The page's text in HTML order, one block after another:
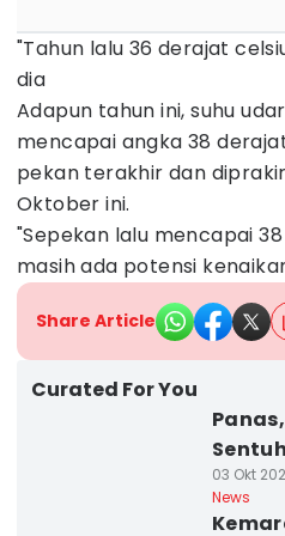
"Tahun lalu 36 derajat
dia
Adapun tahun ini, suhu
mencapai angka 38
pekan terakhir dan
Oktober ini.
"Sepekan lalu mencapai
masih ada potensi
Share Article
Curated For You
03 Okt
News